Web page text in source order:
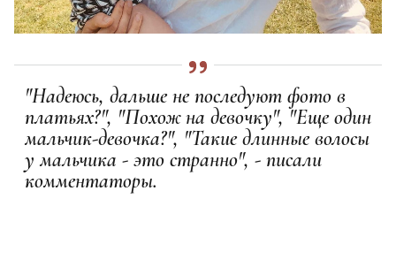
"Надеюсь, дальше не последуют фото в
платьях?", "Похож на девочку", "Еще один
мальчик-девочка?", "Такие длинные волосы
у мальчика - это странно", - писали
комментаторы.